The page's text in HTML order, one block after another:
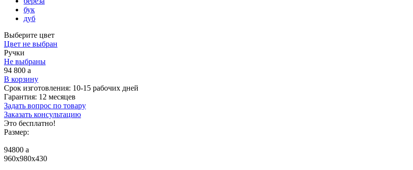
бук
дуб
Выберите цвет
Цвет не выбран
Ручки
Не выбраны
94 800 a
В корзину
Срок изготовления: 10-15 рабочих дней
Гарантия: 12 месяцев
Задать вопрос по товару
Заказать консультацию
Это бесплатно!
Размер:
94800 a
960x980x430